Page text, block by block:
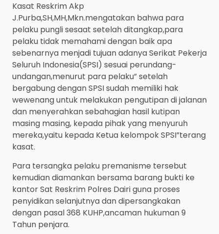
Kasat Reskrim Akp
J.Purba,SH,MH,Mkn.mengatakan bahwa para
pelaku pungli sesaat setelah ditangkap,para
pelaku tidak memahami dengan baik apa
sebenarnya menjadi tujuan adanya Serikat Pekerja
Seluruh Indonesia(SPSI) sesuai perundang-
undangan,menurut para pelaku” setelah
bergabung dengan SPSI sudah memiliki hak
wewenang untuk melakukan pengutipan di jalanan
dan menyerahkan sebahagian hasil kutipan
masing masing, kepada pihak yang menyuruh
mereka,yaitu kepada Ketua kelompok SPSI”terang
kasat.
Para tersangka pelaku premanisme tersebut
kemudian diamankan bersama barang bukti ke
kantor Sat Reskrim Polres Dairi guna proses
penyidikan selanjutnya dan dipersangkakan
dengan pasal 368 KUHP,ancaman hukuman 9
Tahun penjara.